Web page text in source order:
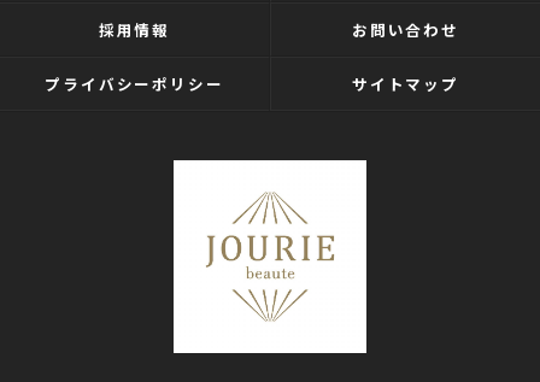
採用情報 お問い合わせ
プライバシーポリシー サイトマップ